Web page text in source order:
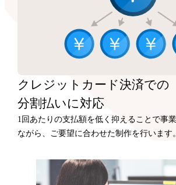
クレジットカード決済での
分割払いに対応
1回あたりの支払額を低く抑えることで事
ながら、ご要望に合わせた制作を行います。